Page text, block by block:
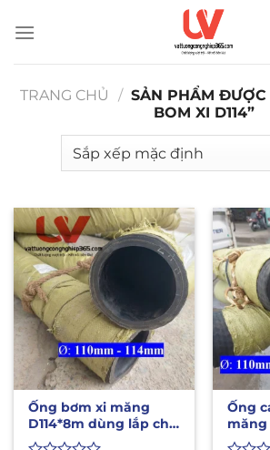
qua
TRANG CHỦ
/ SẢN PHẨM ĐƯỢC
BOM XI D114”
Ống bơm xi măng
D114*8m dùng lắp cho
xe bồn bơm xi
Ống
măng
dùng